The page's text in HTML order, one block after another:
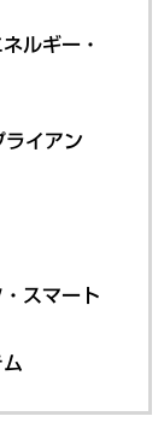
ルギー・
ライアン
スマート